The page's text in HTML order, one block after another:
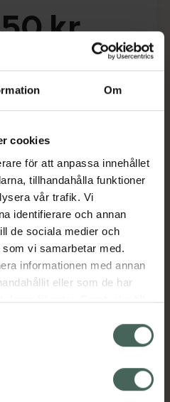
Om
cookies
för att anpassa innehållet
tillhandahålla funktioner
vår trafik. Vi
identifierare och annan
de sociala medier och
vi samarbetar med.
informationen med annan
eller som de har
deras tjänster. Samtycke till
samtycke påverkar inte
skett innan återkallelsen.
kr
recept
Dölj
innan
Visa